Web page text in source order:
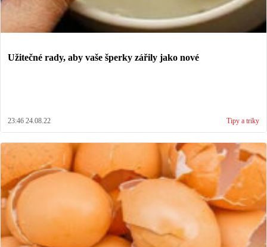
Užitečné rady, aby vaše šperky zářily jako nové
23:46 24.08.22 Tipy a triky